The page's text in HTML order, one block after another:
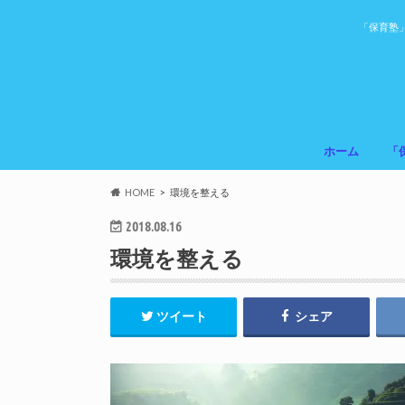
「保育
ホーム
HOME 環境を整える
2018.08.16
環境を整える
ツイート シェア